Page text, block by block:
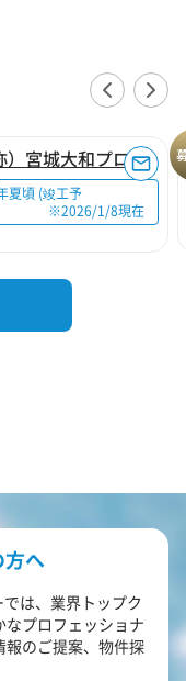
（仮称）宮城大和プロジェクト
夏頃 (竣工予
1/8現在
方へ
は、業界トップク
プロフェッショナ
報のご提案、物件探